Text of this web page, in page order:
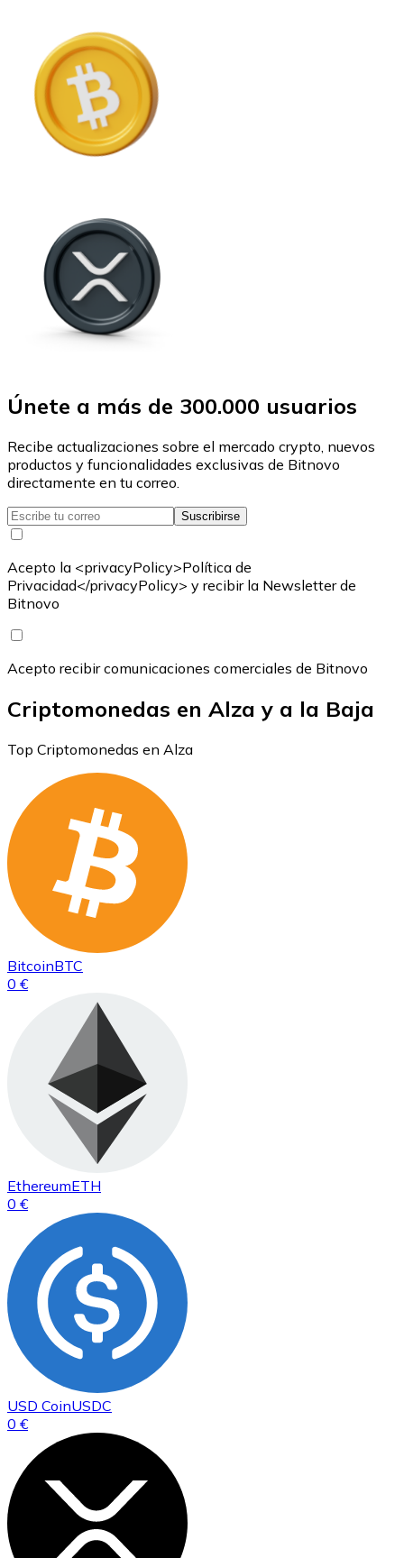
Únete a más de 300.000 usuarios
Recibe actualizaciones sobre el mercado crypto, nuevos
productos y funcionalidades exclusivas de Bitnovo
directamente en tu correo.
Suscribirse
Acepto la <privacyPolicy>Política de
Privacidad</privacyPolicy> y recibir la Newsletter de
Bitnovo
Acepto recibir comunicaciones comerciales de Bitnovo
Criptomonedas en Alza y a la Baja
Top Criptomonedas en Alza
BitcoinBTC
0 €
EthereumETH
0 €
USD CoinUSDC
0 €